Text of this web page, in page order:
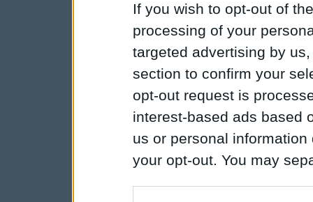
If you wish to opt-out of
processing of your
targeted advertising by
section to confirm your
opt-out request is
interest-based ads based
us or personal
your opt-out. You may